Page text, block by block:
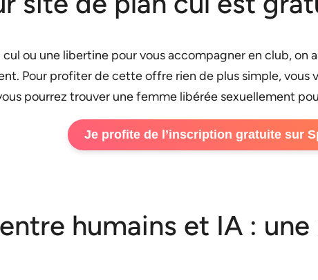
ou une libertine pour vous accompagner en club, on
Pour profiter de cette offre rien de plus simple, vous
pourrez trouver une femme libérée sexuellement
Je profite de l’inscription gratuite sur
humains et IA :